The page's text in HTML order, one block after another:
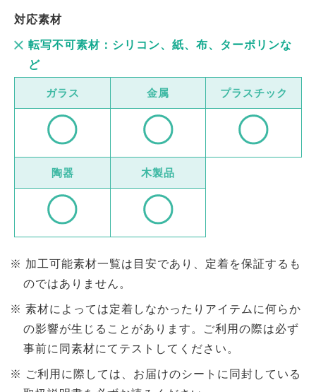
対応素材
転写不可素材：シリコン、紙、布、ターボリンな
ど
ガラス 金属 プラスチック
陶器 木製品
加工可能素材一覧は目安であり、定着を保証するも
のではありません。
素材によっては定着しなかったりアイテムに何らか
の影響が生じることがあります。ご利用の際は必ず
事前に同素材にてテストしてください。
ご利用に際しては、お届けのシートに同封している